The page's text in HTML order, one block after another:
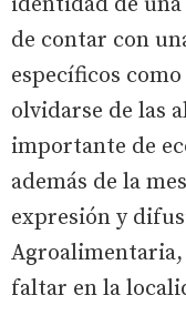
de contar con
específicos
olvidarse de las
importante de
además de la
expresión y
Agroalimentaria,
faltar en la